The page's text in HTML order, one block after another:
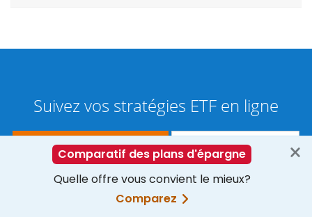
Suivez vos stratégies ETF en ligne
S’inscrire gratuitement Vers la connexion